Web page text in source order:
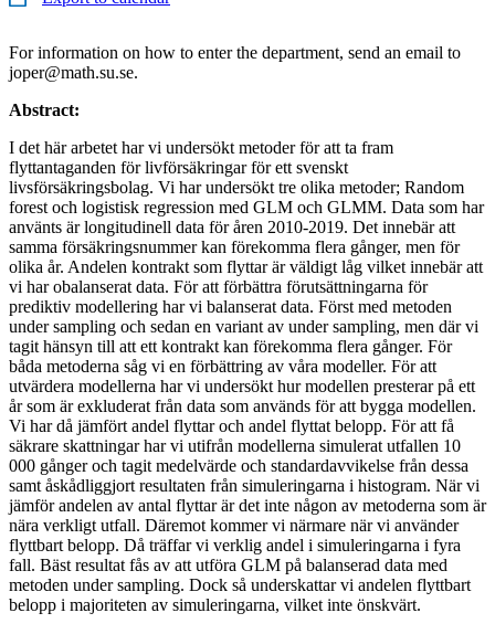
For information on how to enter the department, send an email to
joper@math.su.se.
Abstract:
I det här arbetet har vi undersökt metoder för att ta fram
flyttantaganden för livförsäkringar för ett svenskt
livsförsäkringsbolag. Vi har undersökt tre olika metoder; Random
forest och logistisk regression med GLM och GLMM. Data som har
använts är longitudinell data för åren 2010-2019. Det innebär att
samma försäkringsnummer kan förekomma flera gånger, men för
olika år. Andelen kontrakt som flyttar är väldigt låg vilket innebär att
vi har obalanserat data. För att förbättra förutsättningarna för
prediktiv modellering har vi balanserat data. Först med metoden
under sampling och sedan en variant av under sampling, men där vi
tagit hänsyn till att ett kontrakt kan förekomma flera gånger. För
båda metoderna såg vi en förbättring av våra modeller. För att
utvärdera modellerna har vi undersökt hur modellen presterar på ett
år som är exkluderat från data som används för att bygga modellen.
Vi har då jämfört andel flyttar och andel flyttat belopp. För att få
säkrare skattningar har vi utifrån modellerna simulerat utfallen 10
000 gånger och tagit medelvärde och standardavvikelse från dessa
samt åskådliggjort resultaten från simuleringarna i histogram. När vi
jämför andelen av antal flyttar är det inte någon av metoderna som är
nära verkligt utfall. Däremot kommer vi närmare när vi använder
flyttbart belopp. Då träffar vi verklig andel i simuleringarna i fyra
fall. Bäst resultat fås av att utföra GLM på balanserad data med
metoden under sampling. Dock så underskattar vi andelen flyttbart
belopp i majoriteten av simuleringarna, vilket inte önskvärt.